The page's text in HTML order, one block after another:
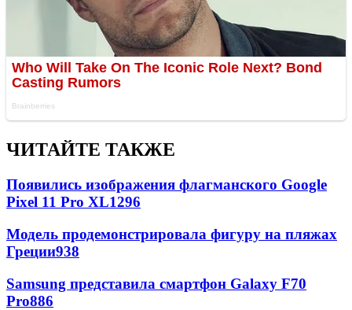
ЧИТАЙТЕ ТАКЖЕ
Появились изображения флагманского Google
Pixel 11 Pro XL1296
Модель продемонстрировала фигуру на пляжах
Греции938
Samsung представила смартфон Galaxy F70
Pro886